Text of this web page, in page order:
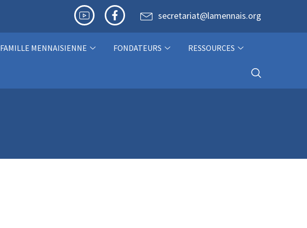
secretariat@lamennais.org
FAMILLE MENNAISIENNE FONDATEURS
RESSOURCES